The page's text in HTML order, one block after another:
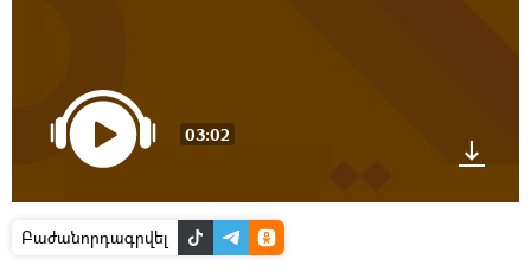
03:02
Բաժանորդագրվել